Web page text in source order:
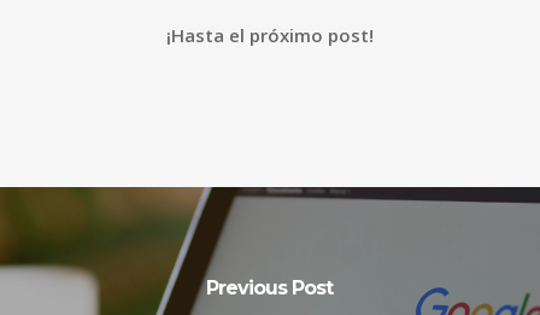
¡Hasta el próximo post!
Previous Post